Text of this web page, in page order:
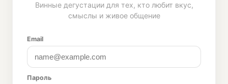
Винные дегустации для тех, кто любит вкус,
смыслы и живое общение
Email
Пароль